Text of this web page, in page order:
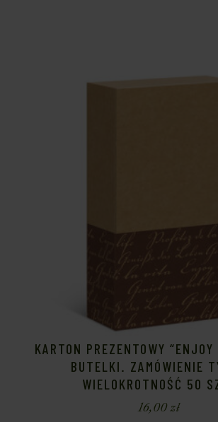
KARTON PREZENTOWY
BUTELKI. ZAMÓWIENIE
WIELOKROTNOŚĆ 50
16,00zł